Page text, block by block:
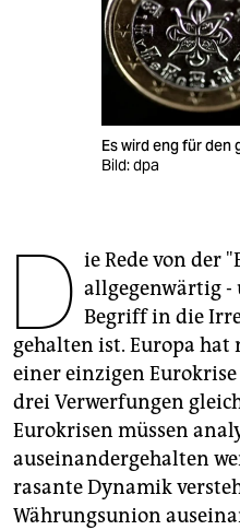
unterstützen
genossenschaft
epaper login
Es wird eng für den
Bild: dpa
D ie Rede von der
allgegenwärtig
Begriff in die
gehalten ist. Europa
einer einzigen
drei Verwerfungen
Eurokrisen müssen
auseinandergehalten
rasante Dynamik
Währungsunion